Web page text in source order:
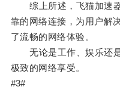
综上所述，飞猫加速器
靠的网络连接，为用户解
了流畅的网络体验。
无论是工作、娱乐还是
极致的网络享受。
#3#